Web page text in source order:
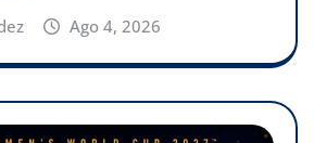
Ago 4, 2026